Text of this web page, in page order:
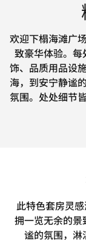
欢迎下榻海滩广
致豪华体验。
饰、品质用品设
海，到安宁静谧
氛围。处处细节
此特色套房灵
拥一览无余的
谧的氛围，淋